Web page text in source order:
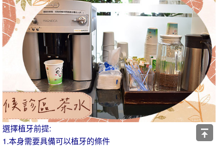
選擇植牙前提:
1.本身需要具備可以植牙的條件